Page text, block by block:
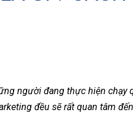
người đang thực hiện chạy
đều sẽ rất quan tâm